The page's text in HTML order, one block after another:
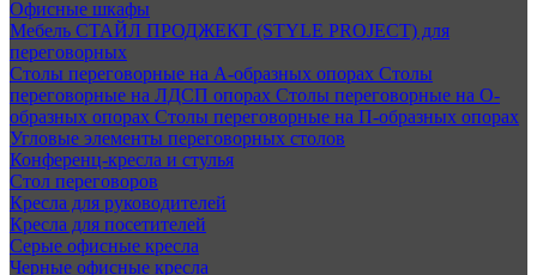
Офисные шкафы
Мебель СТАЙЛ ПРОДЖЕКТ (STYLE PROJECT) для
переговорных
Столы переговорные на А-образных опорах Столы
переговорные на ЛДСП опорах Столы переговорные на О-
образных опорах Столы переговорные на П-образных опорах
Угловые элементы переговорных столов
Конференц-кресла и стулья
Стол переговоров
Кресла для руководителей
Кресла для посетителей
Серые офисные кресла
Черные офисные кресла